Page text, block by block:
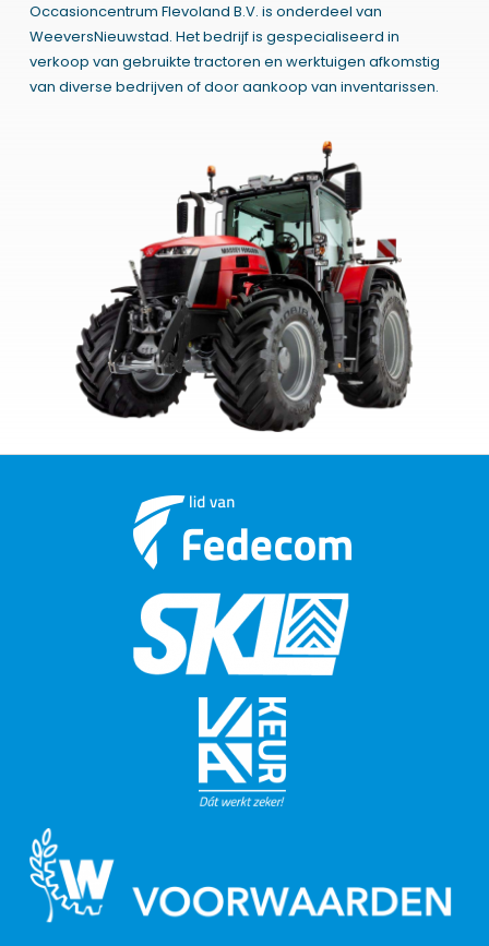
Occasioncentrum Flevoland B.V. is onderdeel van
WeeversNieuwstad. Het bedrijf is gespecialiseerd in
verkoop van gebruikte tractoren en werktuigen afkomstig
van diverse bedrijven of door aankoop van inventarissen.